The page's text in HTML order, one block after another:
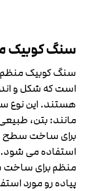
سنگ کوبیک
سنگ کوبیک منظم
است که شکل و
هستند. این نوع
مانند: بتن،
برای ساخت سطح
استفاده می
منظم برای ساخت
پیاده رو مورد